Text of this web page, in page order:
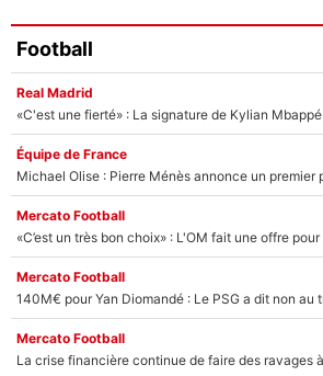
Football
Real Madrid
Équipe de France
Mercato Football
Mercato Football
Mercato Football